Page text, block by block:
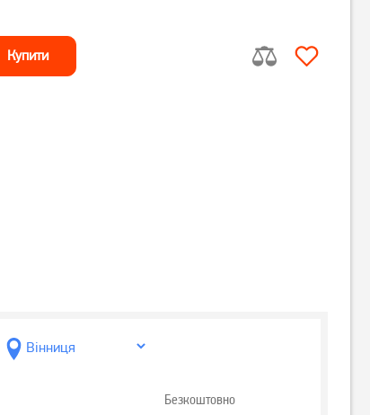
Купити
Безкоштовно